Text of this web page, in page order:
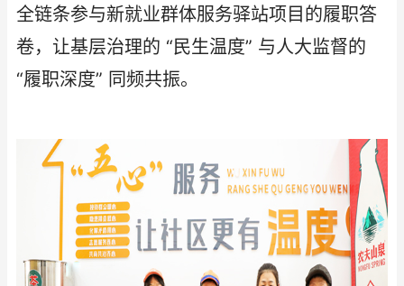
全链条参与新就业群体服务驿站项目的履职答
卷，让基层治理的 “民生温度” 与人大监督的
“履职深度” 同频共振。